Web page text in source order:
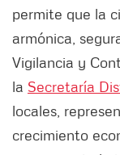
permite que la
armónica,
Vigilancia y
la Secretaría
locales,
crecimiento